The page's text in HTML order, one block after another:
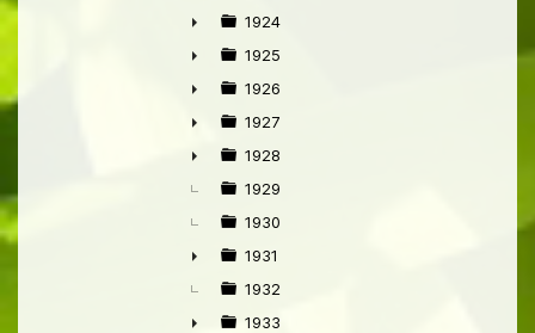
►
►
1924
►
1925
►
1926
►
1927
►
1928
1929
1930
►
1931
1932
1933